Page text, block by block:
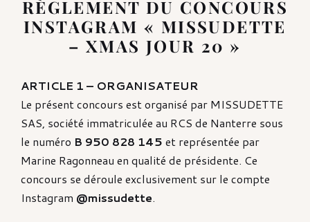
RÈGLEMENT DU CONCOURS
INSTAGRAM « MISSUDETTE
– XMAS JOUR 20 »
ARTICLE 1 – ORGANISATEUR
Le présent concours est organisé par MISSUDETTE
SAS, société immatriculée au RCS de Nanterre sous
le numéro B 950 828 145 et représentée par
Marine Ragonneau en qualité de présidente. Ce
concours se déroule exclusivement sur le compte
Instagram @missudette.